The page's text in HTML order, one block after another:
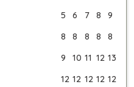
5 6 7 8
9
8 8 8 8
8
9 10 11 12 13
12 12 12 12 12